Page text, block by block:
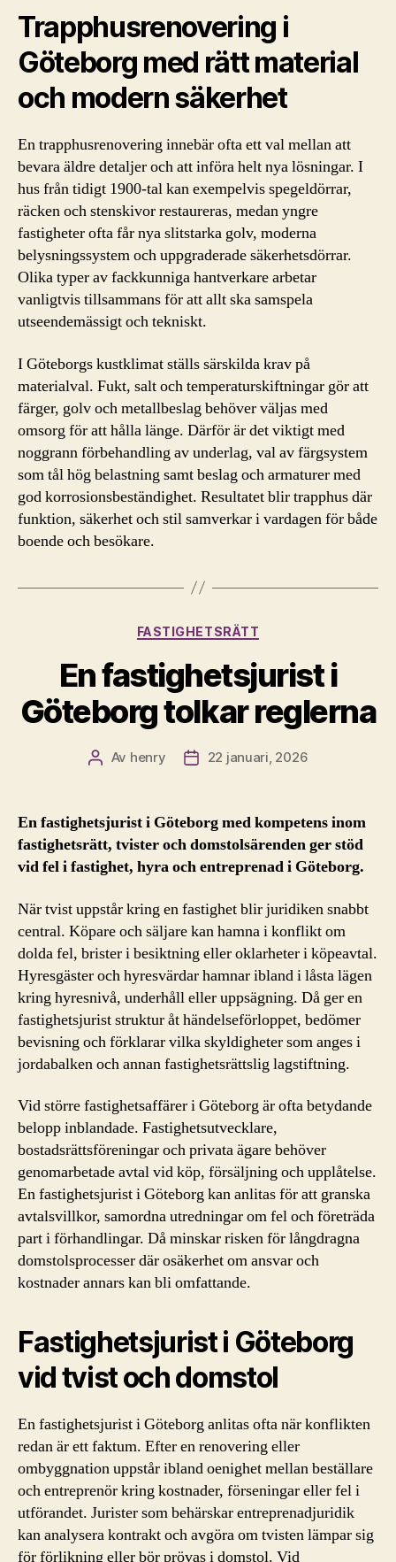
Trapphusrenovering i
Göteborg med rätt material
och modern säkerhet
En trapphusrenovering innebär ofta ett val mellan att
bevara äldre detaljer och att införa helt nya lösningar. I
hus från tidigt 1900-tal kan exempelvis spegeldörrar,
räcken och stenskivor restaureras, medan yngre
fastigheter ofta får nya slitstarka golv, moderna
belysningssystem och uppgraderade säkerhetsdörrar.
Olika typer av fackkunniga hantverkare arbetar
vanligtvis tillsammans för att allt ska samspela
utseendemässigt och tekniskt.
I Göteborgs kustklimat ställs särskilda krav på
materialval. Fukt, salt och temperaturskiftningar gör att
färger, golv och metallbeslag behöver väljas med
omsorg för att hålla länge. Därför är det viktigt med
noggrann förbehandling av underlag, val av färgsystem
som tål hög belastning samt beslag och armaturer med
god korrosionsbeständighet. Resultatet blir trapphus där
funktion, säkerhet och stil samverkar i vardagen för både
boende och besökare.
Kategorier
FASTIGHETSRÄTT
En fastighetsjurist i
Göteborg tolkar reglerna
Inläggsförfattare
Av henry Inläggsdatum
22 januari, 2026
En fastighetsjurist i Göteborg med kompetens inom
fastighetsrätt, tvister och domstolsärenden ger stöd
vid fel i fastighet, hyra och entreprenad i Göteborg.
När tvist uppstår kring en fastighet blir juridiken snabbt
central. Köpare och säljare kan hamna i konflikt om
dolda fel, brister i besiktning eller oklarheter i köpeavtal.
Hyresgäster och hyresvärdar hamnar ibland i låsta lägen
kring hyresnivå, underhåll eller uppsägning. Då ger en
fastighetsjurist struktur åt händelseförloppet, bedömer
bevisning och förklarar vilka skyldigheter som anges i
jordabalken och annan fastighetsrättslig lagstiftning.
Vid större fastighetsaffärer i Göteborg är ofta betydande
belopp inblandade. Fastighetsutvecklare,
bostadsrättsföreningar och privata ägare behöver
genomarbetade avtal vid köp, försäljning och upplåtelse.
En fastighetsjurist i Göteborg kan anlitas för att granska
avtalsvillkor, samordna utredningar om fel och företräda
part i förhandlingar. Då minskar risken för långdragna
domstolsprocesser där osäkerhet om ansvar och
kostnader annars kan bli omfattande.
Fastighetsjurist i Göteborg
vid tvist och domstol
En fastighetsjurist i Göteborg anlitas ofta när konflikten
redan är ett faktum. Efter en renovering eller
ombyggnation uppstår ibland oenighet mellan beställare
och entreprenör kring kostnader, förseningar eller fel i
utförandet. Jurister som behärskar entreprenadjuridik
kan analysera kontrakt och avgöra om tvisten lämpar sig
för förlikning eller bör prövas i domstol. Vid